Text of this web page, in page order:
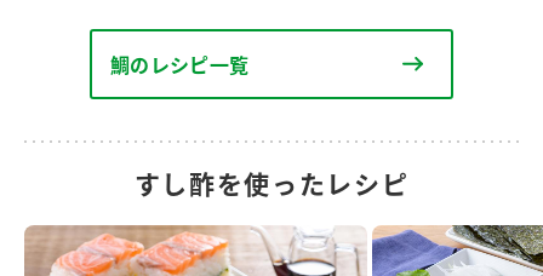
鯛のレシピ一覧
すし酢を使ったレシピ